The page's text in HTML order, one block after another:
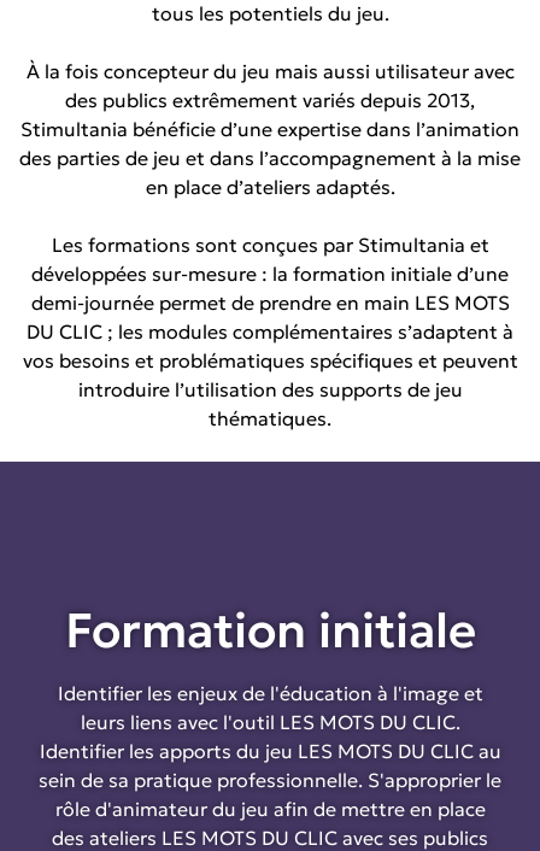
tous les potentiels du jeu.
À la fois concepteur du jeu mais aussi utilisateur avec
des publics extrêmement variés depuis 2013,
Stimultania bénéficie d’une expertise dans l’animation
des parties de jeu et dans l’accompagnement à la mise
en place d’ateliers adaptés.
Les formations sont conçues par Stimultania et
développées sur-mesure : la formation initiale d’une
demi-journée permet de prendre en main LES MOTS
DU CLIC ; les modules complémentaires s’adaptent à
vos besoins et problématiques spécifiques et peuvent
introduire l’utilisation des supports de jeu
thématiques.
Formation initiale
Identifier les enjeux de l'éducation à l'image et
leurs liens avec l'outil LES MOTS DU CLIC.
Identifier les apports du jeu LES MOTS DU CLIC au
sein de sa pratique professionnelle. S'approprier le
rôle d'animateur du jeu afin de mettre en place
des ateliers LES MOTS DU CLIC avec ses publics